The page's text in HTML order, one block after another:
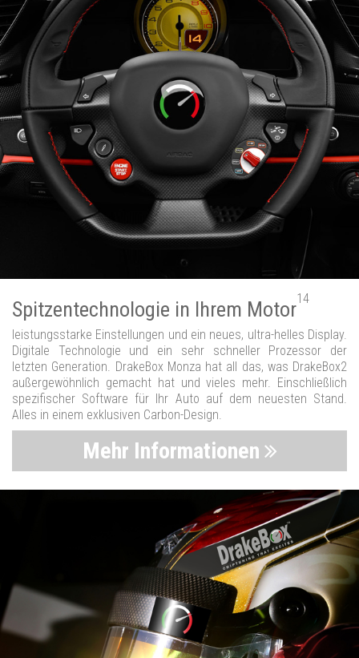
Spitzentechnologie in Ihrem Motor14
leistungsstarke Einstellungen und ein neues, ultra-helles Display.
Digitale Technologie und ein sehr schneller Prozessor der
letzten Generation. DrakeBox Monza hat all das, was DrakeBox2
außergewöhnlich gemacht hat und vieles mehr. Einschließlich
spezifischer Software für Ihr Auto auf dem neuesten Stand.
Alles in einem exklusiven Carbon-Design.
Mehr Informationen